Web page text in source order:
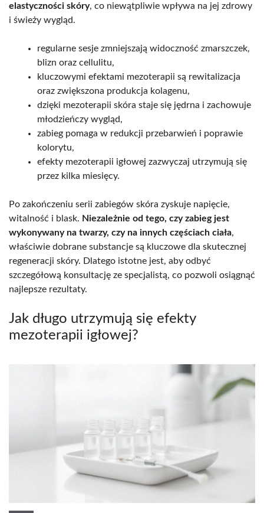
elastyczności skóry, co niewątpliwie wpływa na jej zdrowy
i świeży wygląd.
regularne sesje zmniejszają widoczność zmarszczek,
blizn oraz cellulitu,
kluczowymi efektami mezoterapii są rewitalizacja
oraz zwiększona produkcja kolagenu,
dzięki mezoterapii skóra staje się jędrna i zachowuje
młodzieńczy wygląd,
zabieg pomaga w redukcji przebarwień i poprawie
kolorytu,
efekty mezoterapii igłowej zazwyczaj utrzymują się
przez kilka miesięcy.
Po zakończeniu serii zabiegów skóra zyskuje napięcie,
witalność i blask. Niezależnie od tego, czy zabieg jest
wykonywany na twarzy, czy na innych częściach ciała,
właściwie dobrane substancje są kluczowe dla skutecznej
regeneracji skóry. Dlatego istotne jest, aby odbyć
szczegółową konsultację ze specjalistą, co pozwoli osiągnąć
najlepsze rezultaty.
Jak długo utrzymują się efekty
mezoterapii igłowej?